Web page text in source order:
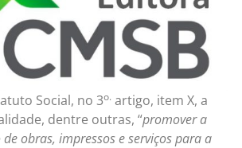
Social, no 3o. artigo, item X, a
dentre outras, “promover a
obras, impressos e serviços para a